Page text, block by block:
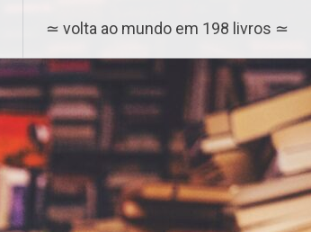
≃ volta ao mundo em 198 livros ≃